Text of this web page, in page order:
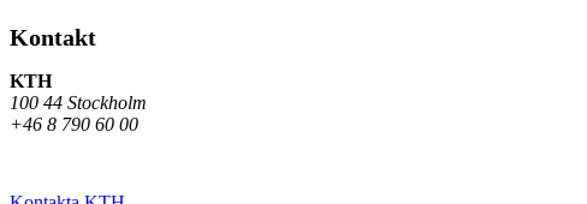
Kontakt
KTH
100 44 Stockholm
+46 8 790 60 00